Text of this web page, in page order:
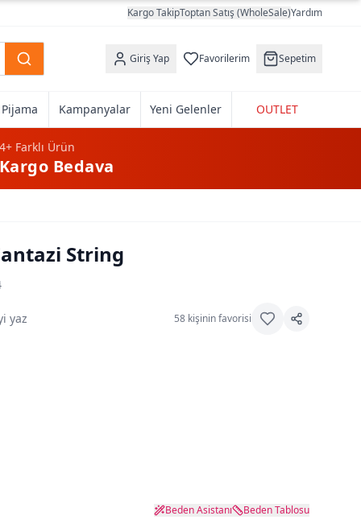
Kargo TakipToptan Satış (WholeSale)Yardım
Giriş Yap Favorilerim Sepetim
Pijama Kampanyalar Yeni Gelenler OUTLET
4+Farklı Ürün
Bedava
String
yaz 58 kişinin favorisi
Beden Asistanı Beden Tablosu